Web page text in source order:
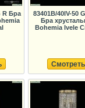
R Бра
83401B/40IV-50
Бра
Bohemia Ivele
Смотреть